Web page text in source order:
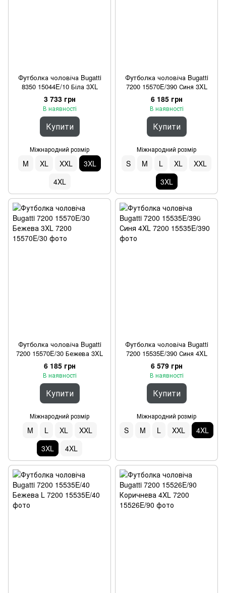
Футболка чоловіча Bugatti
8350 15044E/10 Біла 3XL
3 733 грн
В наявності
Купити
Міжнародний розмір
M XL XXL
3XL
4XL
Футболка чоловіча Bugatti
7200 15570E/390 Синя 3XL
6 185 грн
В наявності
Купити
Міжнародний розмір
S M L XL
XXL
3XL
Футболка чоловіча Bugatti
7200 15570E/30 Бежева 3XL
6 185 грн
В наявності
Купити
Міжнародний розмір
M L XL
XXL
3XL
4XL
Футболка чоловіча Bugatti
7200 15535E/390 Синя 4XL
6 579 грн
В наявності
Купити
Міжнародний розмір
S M L XXL 4XL